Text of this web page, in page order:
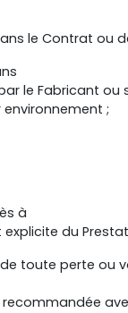
le Contrat
le Fabricant ou
;
à
explicite du
toute perte ou